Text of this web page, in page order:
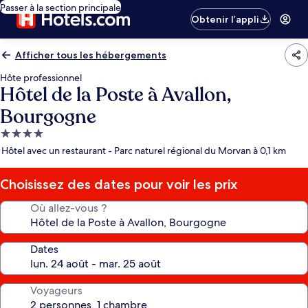
Passer à la section principale
Obtenir l’appli
Afficher tous les hébergements
Hôte professionnel
Hôtel de la Poste à Avallon,
Bourgogne
Hébergement
4.0 étoiles
Hôtel avec un restaurant - Parc naturel régional du Morvan à 0,1 km
Choisissez des dates pour voir les prix
Où allez-vous ?
Dates
Voyageurs